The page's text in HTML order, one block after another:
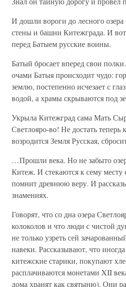
И дошли вороги до лесного
стены и башни Китежграда. И вот
перед Батыем русские воины.
Батый бросает вперед свои
очами Батыя происходит чудо:
землю, постепенно исчезает с
водой, а храмы скрываются под
Укрыла Китежград сама Мать
Светлояро-во! Не достать
возродится Земля Русская,
…Прошли века. Но не забыто
Китеж. И стекаются к сему месту
помнит древнюю веру. И
знамениях.
Говорят, что со дна озера
колоколов и что люди с чистой
не только узреть сей
навеки. Рассказывают, что
китежские старики, покупают
расплачиваются монетами XII
дома хранят как святыню). Они